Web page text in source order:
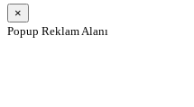
×
Popup Reklam Alanı